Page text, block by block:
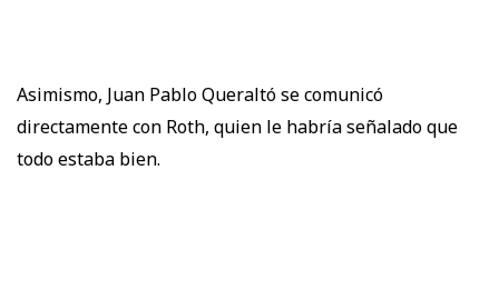
Asimismo, Juan Pablo Queraltó se comunicó
directamente con Roth, quien le habría señalado que
todo estaba bien.